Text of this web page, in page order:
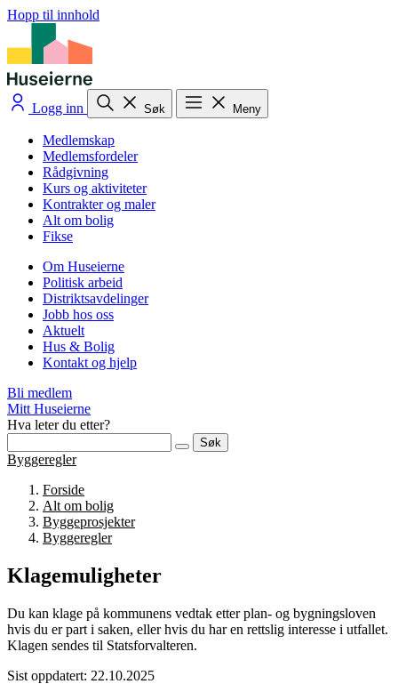
Hopp til innhold
Logg inn Søk Meny
Medlemskap
Medlemsfordeler
Rådgivning
Kurs og aktiviteter
Kontrakter og maler
Alt om bolig
Fikse
Om Huseierne
Politisk arbeid
Distriktsavdelinger
Jobb hos oss
Aktuelt
Hus & Bolig
Kontakt og hjelp
Bli medlem
Mitt Huseierne
Hva leter du etter?
Søk
Byggeregler
Forside
Alt om bolig
Byggeprosjekter
Byggeregler
Klagemuligheter
Du kan klage på kommunens vedtak etter plan- og bygningsloven
hvis du er part i saken, eller hvis du har en rettslig interesse i utfallet.
Klagen sendes til Statsforvalteren.
Sist oppdatert: 22.10.2025